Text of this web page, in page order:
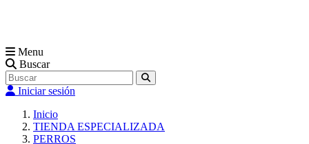
Menu
Buscar
Iniciar sesión
Inicio
TIENDA ESPECIALIZADA
PERROS